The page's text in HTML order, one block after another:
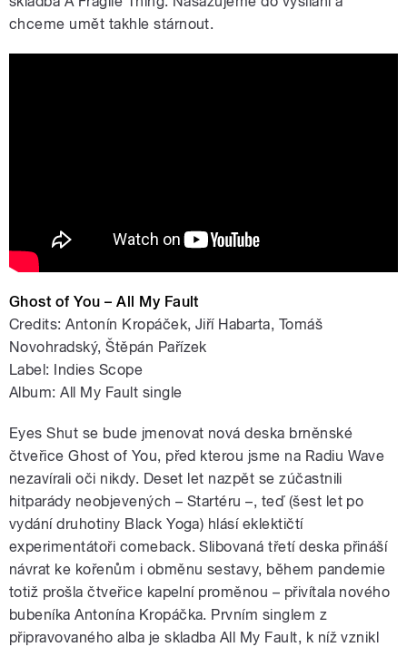
chceme umět takhle stárnout.
Ghost of You – All My Fault
Credits: Antonín Kropáček, Jiří Habarta, Tomáš
Novohradský, Štěpán Pařízek
Label: Indies Scope
Album: All My Fault single
Eyes Shut se bude jmenovat nová deska brněnské
čtveřice Ghost of You, před kterou jsme na Radiu Wave
nezavírali oči nikdy. Deset let nazpět se zúčastnili
hitparády neobjevených – Startéru –, teď (šest let po
vydání druhotiny Black Yoga) hlásí eklektičtí
experimentátoři comeback. Slibovaná třetí deska přináší
návrat ke kořenům i obměnu sestavy, během pandemie
totiž prošla čtveřice kapelní proměnou – přivítala nového
bubeníka Antonína Kropáčka. Prvním singlem z
připravovaného alba je skladba All My Fault, k níž vznikl